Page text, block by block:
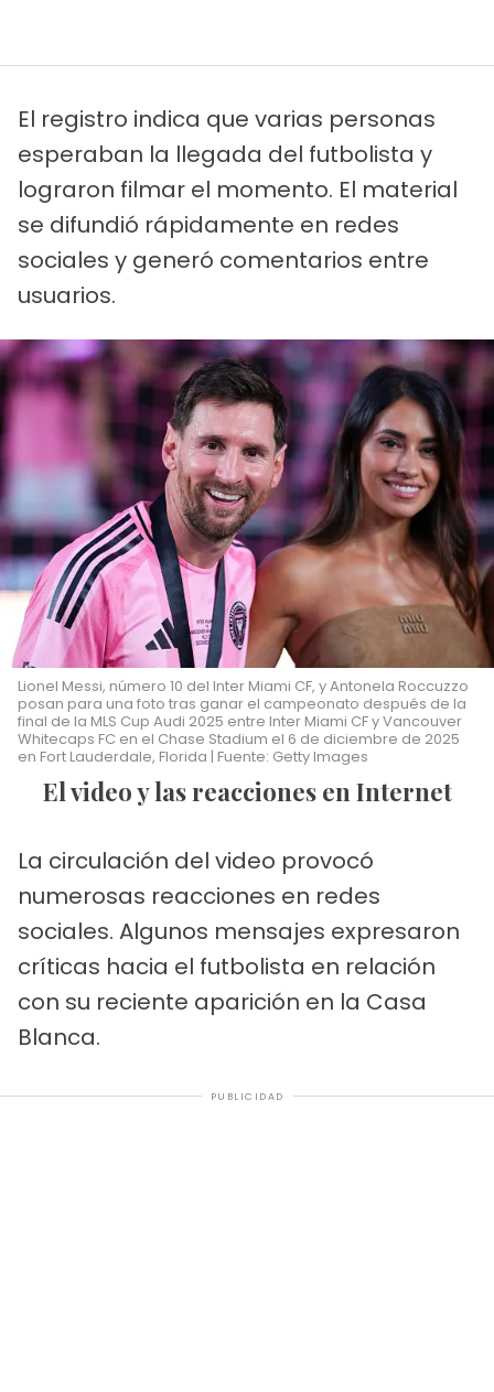
El registro indica que varias personas
esperaban la llegada del futbolista y
lograron filmar el momento. El material
se difundió rápidamente en redes
sociales y generó comentarios entre
usuarios.
Lionel Messi, número 10 del Inter Miami CF, y Antonela Roccuzzo
posan para una foto tras ganar el campeonato después de la
final de la MLS Cup Audi 2025 entre Inter Miami CF y Vancouver
Whitecaps FC en el Chase Stadium el 6 de diciembre de 2025
en Fort Lauderdale, Florida | Fuente: Getty Images
El video y las reacciones en Internet
La circulación del video provocó
numerosas reacciones en redes
sociales. Algunos mensajes expresaron
críticas hacia el futbolista en relación
con su reciente aparición en la Casa
Blanca.
PUBLICIDAD